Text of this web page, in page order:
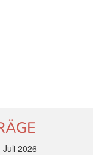
Juli 2026